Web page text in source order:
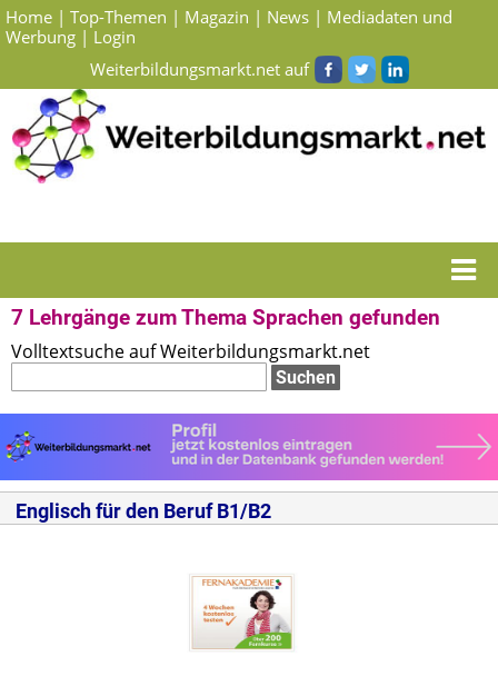
Home | Top-Themen | Magazin | News | Mediadaten und
Werbung | Login
Weiterbildungsmarkt.net auf
7 Lehrgänge zum Thema Sprachen gefunden
Volltextsuche auf Weiterbildungsmarkt.net
Englisch für den Beruf B1/B2